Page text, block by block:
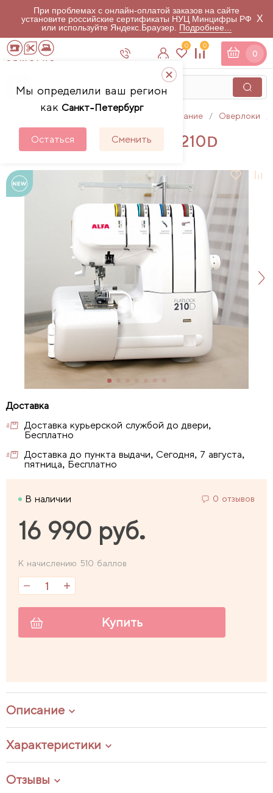
При проблемах с онлайн-оплатой заказов на сайте
установите российские сертификаты НУЦ Минцифры РФ
или используйте Яндекс.Браузер. Подробнее...
X
Мы определили ваш регион
как Санкт-Петербург
Остаться Сменить
0 0
0
Швейное оборудование Оверлоки
Оверлок Alfa Flatlock 210D
Доставка курьерской службой до двери,
Бесплатно
Доставка до пункта выдачи, Сегодня, 7 августа,
пятница, Бесплатно
В наличии 0 отзывов
16 990 руб.
К начислению 510 баллов
Купить
Описание
Характеристики
Отзывы